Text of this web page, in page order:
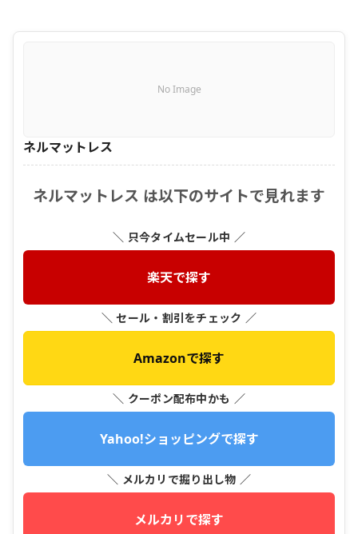
No Image
ネルマットレス
ネルマットレス は以下のサイトで見れます
＼ 只今タイムセール中 ／
楽天で探す
＼ セール・割引をチェック ／
Amazonで探す
＼ クーポン配布中かも ／
Yahoo!ショッピングで探す
＼ メルカリで掘り出し物 ／
メルカリで探す